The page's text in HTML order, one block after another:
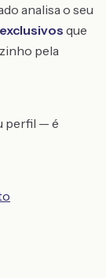
analisa o seu
que
pela
perfil — é